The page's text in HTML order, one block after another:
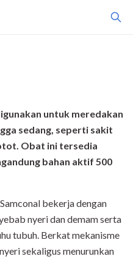
untuk meredakan
sedang, seperti sakit
Obat ini tersedia
bahan aktif 500
bekerja dengan
nyeri dan demam serta
tubuh. Berkat mekanisme
sekaligus menurunkan